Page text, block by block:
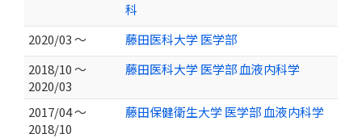
科
2020/03 ～
藤田医科大学 医学部
2018/10 ～
2020/03
藤田医科大学 医学部 血液内科学
2017/04 ～
2018/10
藤田保健衛生大学 医学部 血液内科学